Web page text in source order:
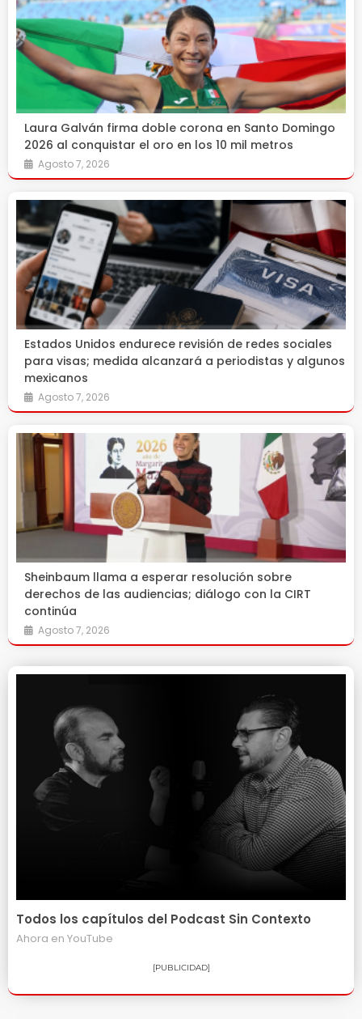
Laura Galván firma doble corona en Santo Domingo
2026 al conquistar el oro en los 10 mil metros
Agosto 7, 2026
Estados Unidos endurece revisión de redes sociales
para visas; medida alcanzará a periodistas y algunos
mexicanos
Agosto 7, 2026
Sheinbaum llama a esperar resolución sobre
derechos de las audiencias; diálogo con la CIRT
continúa
Agosto 7, 2026
Todos los capítulos del Podcast Sin Contexto
Ahora en YouTube
[PUBLICIDAD]